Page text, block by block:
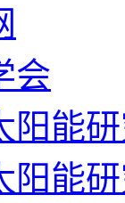
会
阳能
阳能